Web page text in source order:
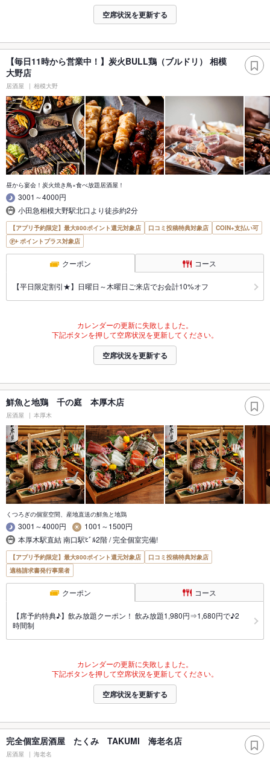
空席状況を更新する
【毎日11時から営業中！】炭火BULL鶏（ブルドリ） 相模
大野店
居酒屋 相模大野
昼から宴会！炭火焼き鳥×食べ放題居酒屋！
3001～4000円
小田急相模大野駅北口より徒歩約2分
【アプリ予約限定】最大800ポイント還元対象店 口コミ投稿特典対象店
COIN+支払い可
ポイントプラス対象店
クーポン コース
【平日限定割引★】日曜日～木曜日ご来店でお会計10%オフ
カレンダーの更新に失敗しました。
下記ボタンを押して空席状況を更新してください。
空席状況を更新する
鮮魚と地鶏 千の庭 本厚木店
居酒屋 本厚木
くつろぎの個室空間、産地直送の鮮魚と地鶏
3001～4000円
1001～1500円
本厚木駅直結 南口駅ﾋﾞﾙ2階 / 完全個室完備!
【アプリ予約限定】最大800ポイント還元対象店
口コミ投稿特典対象店
適格請求書発行事業者
クーポン コース
【席予約特典♪】飲み放題クーポン！ 飲み放題1,980円⇒1,680円で♪2
時間制
カレンダーの更新に失敗しました。
下記ボタンを押して空席状況を更新してください。
空席状況を更新する
完全個室居酒屋 たくみ TAKUMI 海老名店
居酒屋 海老名